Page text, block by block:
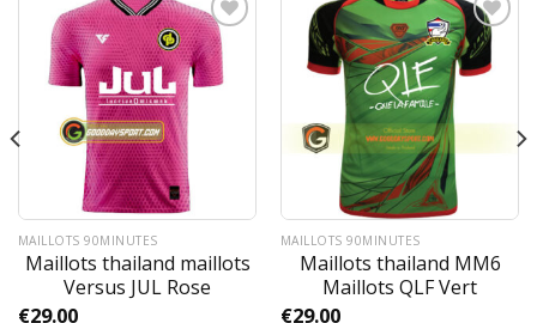
MAILLOTS 90MINUTES
Maillots thailand maillots
Versus JUL Rose
€29.00
MAILLOTS 90MINUTES
Maillots thailand MM6
Maillots QLF Vert
€29.00